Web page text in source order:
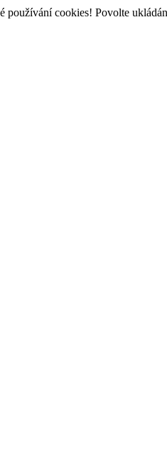
používání cookies! Povolte